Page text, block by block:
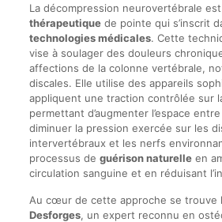
La décompression neurovertébrale
thérapeutiquede pointe qui s’inscrit
technologies médicales. Cette
vise à soulager des douleurs
affections de la colonne vertébrale,
discales. Elle utilise des appareils
appliquent une traction contrôlée sur
permettant d’augmenter l’espace
diminuer la pression exercée sur les
intervertébraux et les nerfs
processus de guérison naturelleen
circulation sanguine et en réduisant
Au cœur de cette approche se trouve
Desforges, un expert reconnu en